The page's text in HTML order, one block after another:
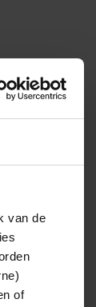
van de
of